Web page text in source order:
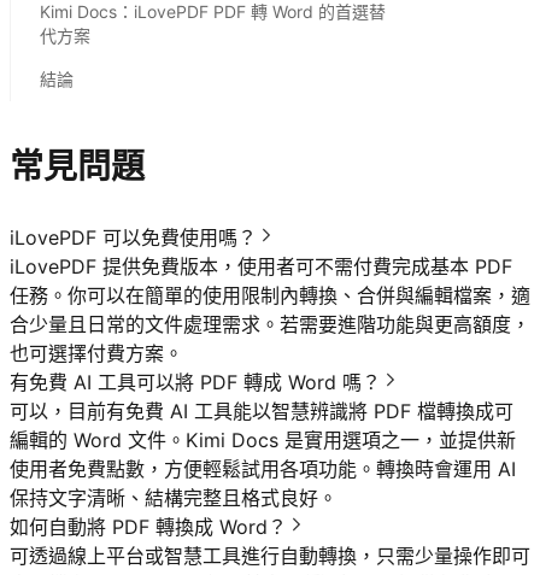
Kimi Docs：iLovePDF PDF 轉 Word 的首選替
代方案
結論
常見問題
iLovePDF 可以免費使用嗎？
iLovePDF 提供免費版本，使用者可不需付費完成基本 PDF
任務。你可以在簡單的使用限制內轉換、合併與編輯檔案，適
合少量且日常的文件處理需求。若需要進階功能與更高額度，
也可選擇付費方案。
有免費 AI 工具可以將 PDF 轉成 Word 嗎？
可以，目前有免費 AI 工具能以智慧辨識將 PDF 檔轉換成可
編輯的 Word 文件。Kimi Docs 是實用選項之一，並提供新
使用者免費點數，方便輕鬆試用各項功能。轉換時會運用 AI
保持文字清晰、結構完整且格式良好。
如何自動將 PDF 轉換成 Word？
可透過線上平台或智慧工具進行自動轉換，只需少量操作即可